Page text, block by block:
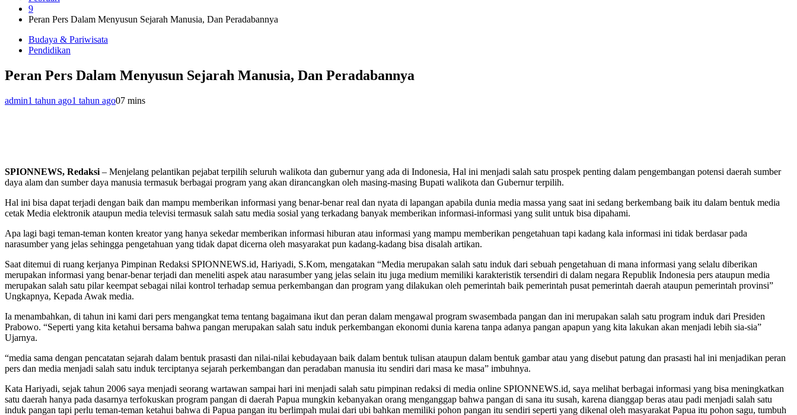
9
Peran Pers Dalam Menyusun Sejarah Manusia, Dan Peradabannya
Budaya & Pariwisata
Pendidikan
Peran Pers Dalam Menyusun Sejarah Manusia, Dan Peradabannya
admin1 tahun ago1 tahun ago07 mins
SPIONNEWS, Redaksi – Menjelang pelantikan pejabat terpilih seluruh walikota dan gubernur yang ada di Indonesia, Hal ini menjadi salah satu prospek penting dalam pengembangan potensi daerah sumber
daya alam dan sumber daya manusia termasuk berbagai program yang akan dirancangkan oleh masing-masing Bupati walikota dan Gubernur terpilih.
Hal ini bisa dapat terjadi dengan baik dan mampu memberikan informasi yang benar-benar real dan nyata di lapangan apabila dunia media massa yang saat ini sedang berkembang baik itu dalam bentuk media
cetak Media elektronik ataupun media televisi termasuk salah satu media sosial yang terkadang banyak memberikan informasi-informasi yang sulit untuk bisa dipahami.
Apa lagi bagi teman-teman konten kreator yang hanya sekedar memberikan informasi hiburan atau informasi yang mampu memberikan pengetahuan tapi kadang kala informasi ini tidak berdasar pada
narasumber yang jelas sehingga pengetahuan yang tidak dapat dicerna oleh masyarakat pun kadang-kadang bisa disalah artikan.
Saat ditemui di ruang kerjanya Pimpinan Redaksi SPIONNEWS.id, Hariyadi, S.Kom, mengatakan “Media merupakan salah satu induk dari sebuah pengetahuan di mana informasi yang selalu diberikan
merupakan informasi yang benar-benar terjadi dan meneliti aspek atau narasumber yang jelas selain itu juga medium memiliki karakteristik tersendiri di dalam negara Republik Indonesia pers ataupun media
merupakan salah satu pilar keempat sebagai nilai kontrol terhadap semua perkembangan dan program yang dilakukan oleh pemerintah baik pemerintah pusat pemerintah daerah ataupun pemerintah provinsi”
Ungkapnya, Kepada Awak media.
Ia menambahkan, di tahun ini kami dari pers mengangkat tema tentang bagaimana ikut dan peran dalam mengawal program swasembada pangan dan ini merupakan salah satu program induk dari Presiden
Prabowo. “Seperti yang kita ketahui bersama bahwa pangan merupakan salah satu induk perkembangan ekonomi dunia karena tanpa adanya pangan apapun yang kita lakukan akan menjadi lebih sia-sia”
Ujarnya.
“media sama dengan pencatatan sejarah dalam bentuk prasasti dan nilai-nilai kebudayaan baik dalam bentuk tulisan ataupun dalam bentuk gambar atau yang disebut patung dan prasasti hal ini menjadikan peran
pers dan media menjadi salah satu induk terciptanya sejarah perkembangan dan peradaban manusia itu sendiri dari masa ke masa” imbuhnya.
Kata Hariyadi, sejak tahun 2006 saya menjadi seorang wartawan sampai hari ini menjadi salah satu pimpinan redaksi di media online SPIONNEWS.id, saya melihat berbagai informasi yang bisa meningkatkan
satu daerah hanya pada dasarnya terfokuskan program pangan di daerah Papua mungkin kebanyakan orang menganggap bahwa pangan di sana itu susah, karena dianggap beras atau padi menjadi salah satu
induk pangan tapi perlu teman-teman ketahui bahwa di Papua pangan itu berlimpah mulai dari ubi bahkan memiliki pohon pangan itu sendiri seperti yang dikenal oleh masyarakat Papua itu pohon sagu, tumbuh